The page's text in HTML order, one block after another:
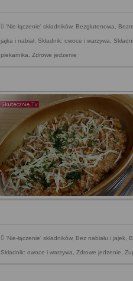
'Nie-łączenie' składników, Bezglutenowa,
jajka i nabiał, Składnik: owoce i warzywa,
piekarnika, Zdrowe jedzenie
'Nie-łączenie' składników, Bez nabiału i jajek,
Składnik: owoce i warzywa, Zdrowe jedzenie,